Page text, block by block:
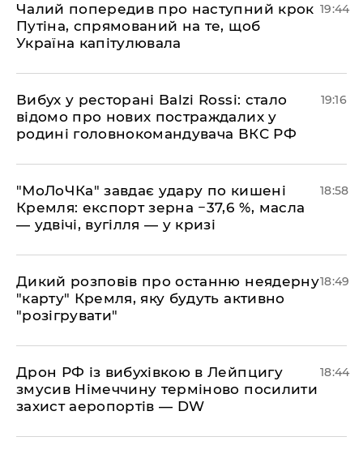
​Чалий попередив про наступний крок
Путіна, спрямований на те, щоб
Україна капітулювала
19:44
​Вибух у ресторані Balzi Rossi: стало
відомо про нових постраждалих у
родині головнокомандувача ВКС РФ
19:16
​"МоЛоЧКа" завдає удару по кишені
Кремля: експорт зерна −37,6 %, масла
— удвічі, вугілля — у кризі
18:58
​Дикий розповів про останню неядерну
"карту" Кремля, яку будуть активно
"розігрувати"
18:49
​Дрон РФ із вибухівкою в Лейпцигу
змусив Німеччину терміново посилити
захист аеропортів — DW
18:44